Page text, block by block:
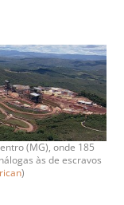
(MG), onde 185
às de escravos
)